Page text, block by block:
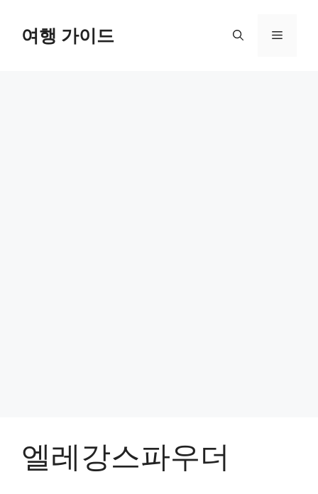
여행 가이드 메
엘레강스파우더